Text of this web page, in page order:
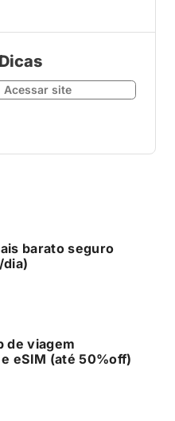
Acessar site
barato seguro
dia)
de viagem
eSIM (até 50%off)